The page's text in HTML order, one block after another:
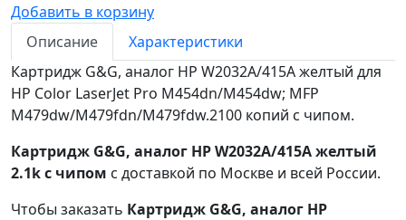
Добавить в корзину
Описание
Характеристики
Картридж G&G, аналог HP W2032A/415A желтый для
HP Color LaserJet Pro M454dn/M454dw; MFP
M479dw/M479fdn/M479fdw.2100 копий с чипом.
Картридж G&G, аналог HP W2032A/415A желтый
2.1k с чипом с доставкой по Москве и всей России.
Чтобы заказать Картридж G&G, аналог HP